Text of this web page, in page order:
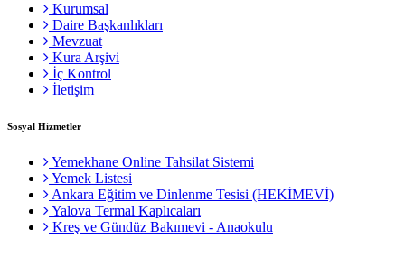
Kurumsal
Daire Başkanlıkları
Mevzuat
Kura Arşivi
İç Kontrol
İletişim
Sosyal Hizmetler
Yemekhane Online Tahsilat Sistemi
Yemek Listesi
Ankara Eğitim ve Dinlenme Tesisi (HEKİMEVİ)
Yalova Termal Kaplıcaları
Kreş ve Gündüz Bakımevi - Anaokulu